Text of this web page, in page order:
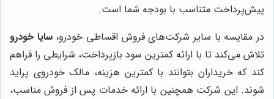
پیش‌پرداخت متناسب با بودجه شما است.
در مقایسه با سایر شرکت‌های فروش اقساطی خودرو،سایا خودرو
تلاش می‌کند تا با ارائه کمترین سود بازپرداخت، شرایطی را فراهم
کند که خریداران بتوانند با کمترین هزینه، مالک خودروی پراید
شوند. این شرکت همچنین با ارائه خدمات پس از فروش مناسب،